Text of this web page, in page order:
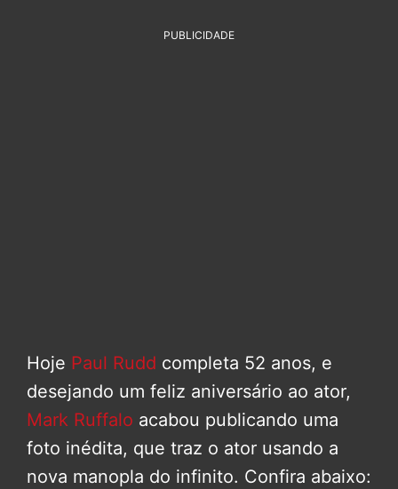
PUBLICIDADE
Hoje Paul Rudd completa 52 anos, e
desejando um feliz aniversário ao ator,
Mark Ruffalo acabou publicando uma
foto inédita, que traz o ator usando a
nova manopla do infinito. Confira abaixo: